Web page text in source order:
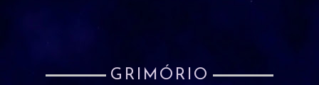
GRIMÓRIO